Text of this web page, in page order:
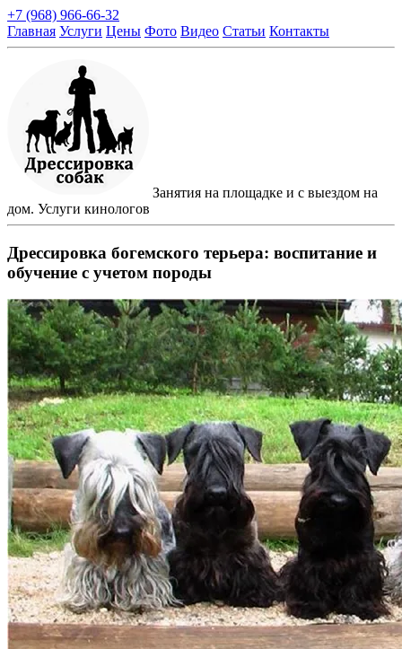
+7 (968) 966-66-32
Главная Услуги Цены Фото Видео Статьи Контакты
Занятия на площадке и с выездом на
дом. Услуги кинологов
Дрессировка богемского терьера: воспитание и
обучение с учетом породы